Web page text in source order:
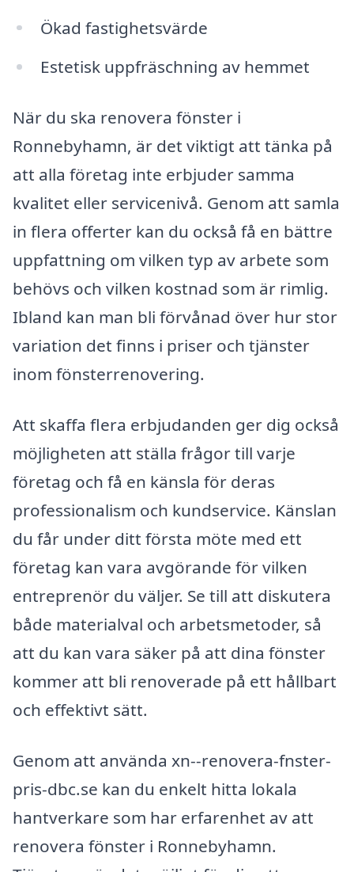
Ökad fastighetsvärde
Estetisk uppfräschning av hemmet
När du ska renovera fönster i
Ronnebyhamn, är det viktigt att tänka på
att alla företag inte erbjuder samma
kvalitet eller servicenivå. Genom att samla
in flera offerter kan du också få en bättre
uppfattning om vilken typ av arbete som
behövs och vilken kostnad som är rimlig.
Ibland kan man bli förvånad över hur stor
variation det finns i priser och tjänster
inom fönsterrenovering.
Att skaffa flera erbjudanden ger dig också
möjligheten att ställa frågor till varje
företag och få en känsla för deras
professionalism och kundservice. Känslan
du får under ditt första möte med ett
företag kan vara avgörande för vilken
entreprenör du väljer. Se till att diskutera
både materialval och arbetsmetoder, så
att du kan vara säker på att dina fönster
kommer att bli renoverade på ett hållbart
och effektivt sätt.
Genom att använda xn--renovera-fnster-
pris-dbc.se kan du enkelt hitta lokala
hantverkare som har erfarenhet av att
renovera fönster i Ronnebyhamn.